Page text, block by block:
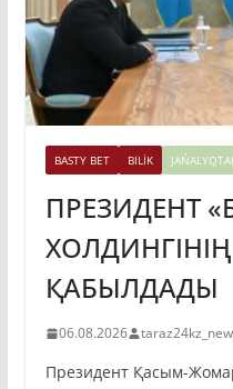
BASTY BET BILİK
ПРЕЗИДЕНТ
ҚАБЫЛДАДЫ
06.08.2026
Президент Қасым-